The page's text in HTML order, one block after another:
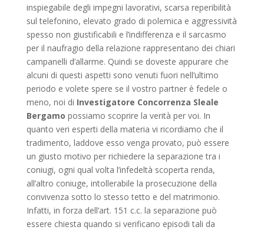
inspiegabile degli impegni lavorativi, scarsa reperibilità
sul telefonino, elevato grado di polemica e aggressività
spesso non giustificabili e l’indifferenza e il sarcasmo
per il naufragio della relazione rappresentano dei chiari
campanelli d’allarme. Quindi se doveste appurare che
alcuni di questi aspetti sono venuti fuori nell’ultimo
periodo e volete spere se il vostro partner è fedele o
meno, noi di Investigatore Concorrenza Sleale
Bergamo possiamo scoprire la verità per voi. In
quanto veri esperti della materia vi ricordiamo che il
tradimento, laddove esso venga provato, può essere
un giusto motivo per richiedere la separazione tra i
coniugi, ogni qual volta l’infedeltà scoperta renda,
all’altro coniuge, intollerabile la prosecuzione della
convivenza sotto lo stesso tetto e del matrimonio.
Infatti, in forza dell’art. 151 c.c. la separazione può
essere chiesta quando si verificano episodi tali da